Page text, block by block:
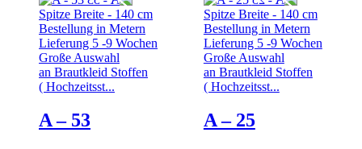
Spitze Breite - 140 cm
Bestellung in Metern
Lieferung 5 -9 Wochen
Große Auswahl
an Brautkleid Stoffen
( Hochzeitsst...
A – 53
Spitze Breite - 140 cm
Bestellung in Metern
Lieferung 5 -9 Wochen
Große Auswahl
an Brautkleid Stoffen
( Hochzeitsst...
A – 25